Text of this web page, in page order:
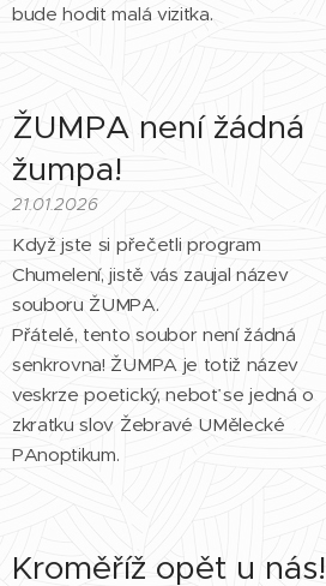
bude hodit malá vizitka.
ŽUMPA není žádná
žumpa!
21.01.2026
Když jste si přečetli program
Chumelení, jistě vás zaujal název
souboru ŽUMPA.
Přátelé, tento soubor není žádná
senkrovna! ŽUMPA je totiž název
veskrze poetický, neboť se jedná o
zkratku slov Žebravé UMělecké
PAnoptikum.
Kroměříž opět u nás!